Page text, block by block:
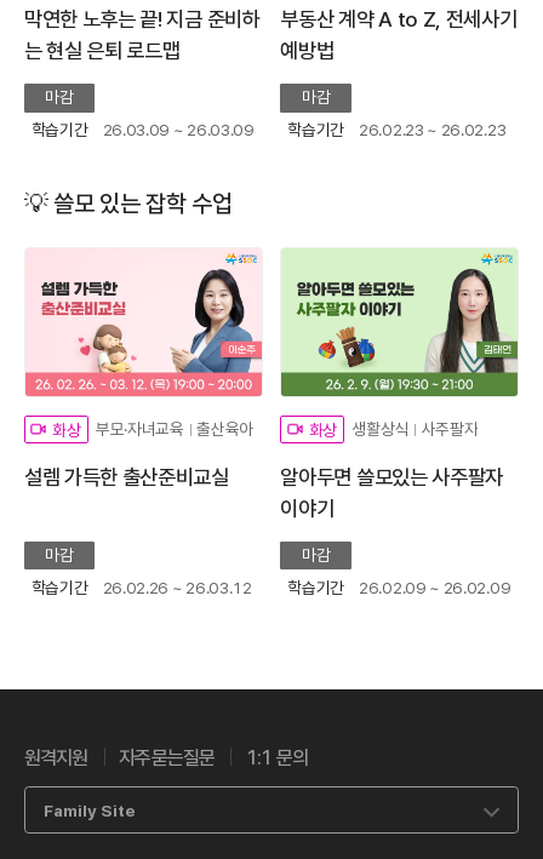
막연한 노후는 끝! 지금 준비하
는 현실 은퇴 로드맵
마감
학습기간
26.03.09 ~ 26.03.09
부동산 계약 A to Z, 전세사기
예방법
마감
학습기간
26.02.23 ~ 26.02.23
💡 쓸모 있는 잡학 수업
화상 부모·자녀교육 출산육아
설렘 가득한 출산준비교실
마감
학습기간
26.02.26 ~ 26.03.12
화상 생활상식 사주팔자
알아두면 쓸모있는 사주팔자
이야기
마감
학습기간
26.02.09 ~ 26.02.09
원격지원 자주묻는질문 1:1 문의
Family Site